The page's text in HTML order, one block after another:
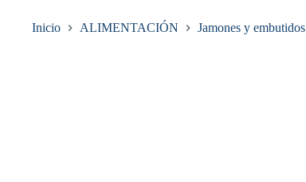
Inicio ALIMENTACIÓN Jamones y embutidos